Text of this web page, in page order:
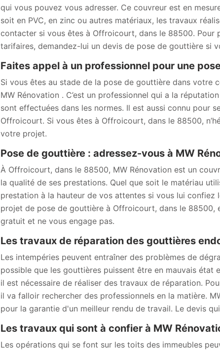
qui vous pouvez vous adresser. Ce couvreur est en
soit en PVC, en zinc ou autres matériaux, les travaux
contacter si vous êtes à Offroicourt, dans le 88500. Pour
tarifaires, demandez-lui un devis de pose de gouttière si
Faites appel à un professionnel pour une
Si vous êtes au stade de la pose de gouttière dans votre
MW Rénovation . C’est un professionnel qui a la
sont effectuées dans les normes. Il est aussi connu pour
Offroicourt. Si vous êtes à Offroicourt, dans le 88500,
votre projet.
Pose de gouttière : adressez-vous à MW
À Offroicourt, dans le 88500, MW Rénovation est un
la qualité de ses prestations. Quel que soit le matériau
prestation à la hauteur de vos attentes si vous lui
projet de pose de gouttière à Offroicourt, dans le
gratuit et ne vous engage pas.
Les travaux de réparation des gouttières
Les intempéries peuvent entraîner des problèmes de
possible que les gouttières puissent être en mauvais état
il est nécessaire de réaliser des travaux de réparation.
il va falloir rechercher des professionnels en la matière.
pour la garantie d'un meilleur rendu de travail. Le devis
Les travaux qui sont à confier à MW
Les opérations qui se font sur les toits des immeubles